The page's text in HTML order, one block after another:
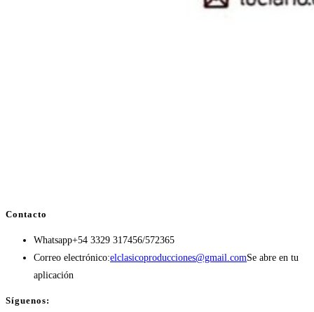
Contacto
Whatsapp+54 3329 317456/572365
Correo electrónico:elclasicoproducciones@gmail.comSe abre en tu
aplicación
Síguenos: